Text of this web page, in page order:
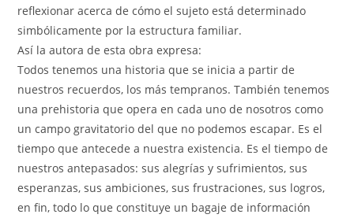
reflexionar acerca de cómo el sujeto está determinado
simbólicamente por la estructura familiar.
Así la autora de esta obra expresa:
Todos tenemos una historia que se inicia a partir de
nuestros recuerdos, los más tempranos. También tenemos
una prehistoria que opera en cada uno de nosotros como
un campo gravitatorio del que no podemos escapar. Es el
tiempo que antecede a nuestra existencia. Es el tiempo de
nuestros antepasados: sus alegrías y sufrimientos, sus
esperanzas, sus ambiciones, sus frustraciones, sus logros,
en fin, todo lo que constituye un bagaje de información